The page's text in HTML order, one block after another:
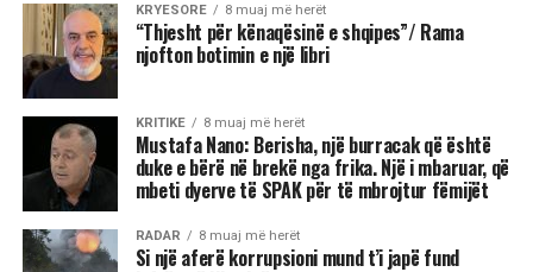
KRYESORE 8 muaj më herët
“Thjesht për kënaqësinë e shqipes”/ Rama
njofton botimin e një libri
KRITIKE 8 muaj më herët
Mustafa Nano: Berisha, një burracak që është
duke e bërë në brekë nga frika. Një i mbaruar, që
mbeti dyerve të SPAK për të mbrojtur fëmijët
RADAR 8 muaj më herët
Si një aferë korrupsioni mund t’i japë fund